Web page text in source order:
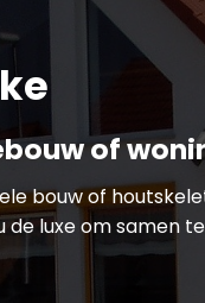
of
bouw of
de luxe om samen